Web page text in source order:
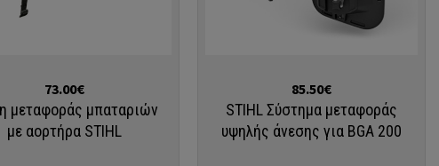
73.00€
μεταφοράς μπαταριών
με αορτήρα STIHL
85.50€
STIHL Σύστημα μεταφοράς
υψηλής άνεσης για BGA 200